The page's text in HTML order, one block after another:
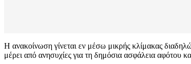
Η ανακοίνωση γίνεται εν μέσω μικρής κλίμακας
μέρει από ανησυχίες για τη δημόσια ασφάλεια αφότου